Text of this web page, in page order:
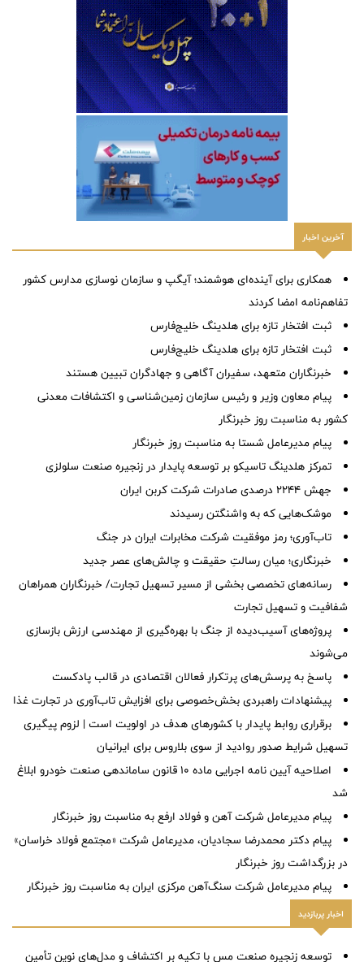
آخرین اخبار
همکاری برای آینده‌ای هوشمند؛ آیگپ و سازمان نوسازی مدارس کشور
تفاهم‌نامه امضا کردند
ثبت افتخار تازه برای هلدینگ خلیج‌فارس
ثبت افتخار تازه برای هلدینگ خلیج‌فارس
خبرنگاران متعهد، سفیران آگاهی و جهادگران تبیین هستند
پیام معاون وزیر و رئیس سازمان زمین‌شناسی و اکتشافات معدنی
کشور به مناسبت روز خبرنگار
پیام مدیرعامل شستا به مناسبت روز خبرنگار
تمرکز هلدینگ تاسیکو بر توسعه پایدار در زنجیره صنعت سلولزی
جهش ۲۲۴۴ درصدی صادرات شرکت کربن ایران
موشک‌هایی که به واشنگتن رسیدند
تاب‌آوری؛ رمز موفقیت شرکت مخابرات ایران در جنگ
خبرنگاری؛ میان رسالتِ حقیقت و چالش‌های عصر جدید
رسانه‌های تخصصی بخشی از مسیر تسهیل تجارت/ خبرنگاران همراهان
شفافیت و تسهیل تجارت
پروژه‌های آسیب‌دیده از جنگ با بهره‌گیری از مهندسی ارزش بازسازی
می‌شوند
پاسخ به پرسش‌های پرتکرار فعالان اقتصادی در قالب پادکست
پیشنهادات راهبردی بخش‌خصوصی برای افزایش تاب‌آوری در تجارت غذا
برقراری روابط پایدار با کشورهای هدف در اولویت است | لزوم پیگیری
تسهیل شرایط صدور روادید از سوی بلاروس برای ایرانیان
اصلاحیه آیین نامه اجرایی ماده ۱۰ قانون ساماندهی صنعت خودرو ابلاغ
شد
پیام مدیرعامل شرکت آهن و فولاد ارفع به مناسبت روز خبرنگار
پیام دکتر محمدرضا سجادیان، مدیرعامل شرکت «مجتمع فولاد خراسان»
در بزرگداشت روز خبرنگار
پیام مدیرعامل شرکت سنگ‌آهن مرکزی ایران به مناسبت روز خبرنگار
اخبار پربازدید
توسعه زنجیره صنعت مس با تکیه بر اکتشاف و مدل‌های نوین تأمین